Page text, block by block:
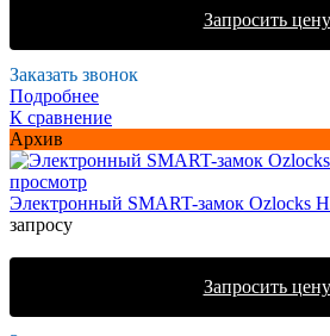
Запросить цену
Заказать звонок
Подробнее
К сравнение
Архив
просмотр
Электронный SMART-замок Ozlocks
запросу
Запросить цену